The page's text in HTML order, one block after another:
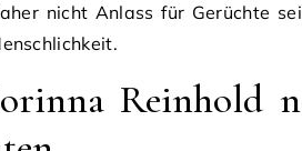
nicht Anlass für Gerüchte
Reinhold